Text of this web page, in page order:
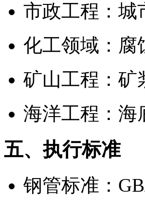
市政工程：城
化工领域：腐
矿山工程：矿
海洋工程：海
五、执行标准
钢管标准：